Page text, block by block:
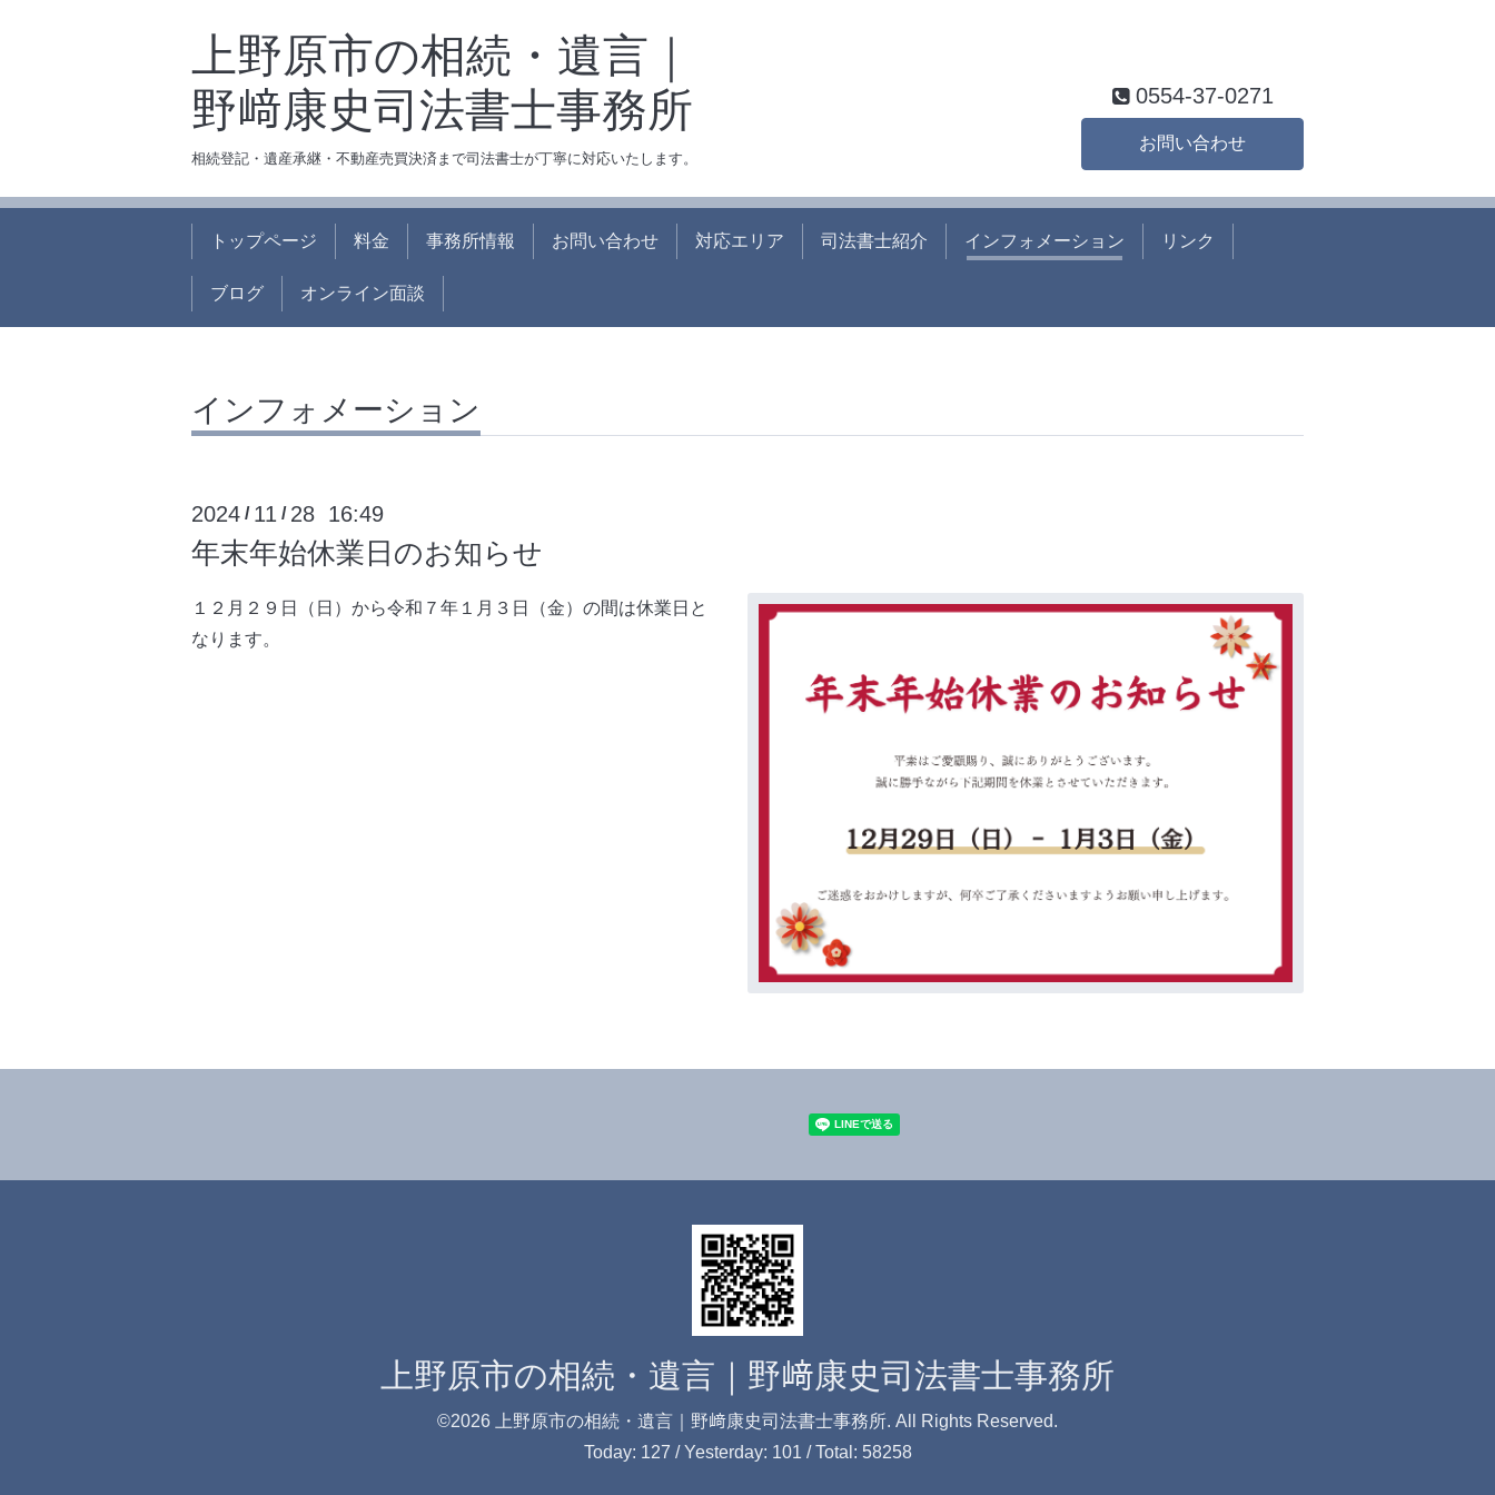
上野原市の相続・遺言｜
野﨑康史司法書士事務所
相続登記・遺産承継・不動産売買決済まで司法書士が丁寧に対応いたします。
0554-37-0271
お問い合わせ
トップページ 料金 事務所情報 お問い合わせ 対応エリア 司法書士紹介 インフォメーション リンク
ブログ オンライン面談
インフォメーション
2024 / 11 / 28 16:49
年末年始休業日のお知らせ
１２月２９日（日）から令和７年１月３日（金）の間は休業日と
なります。
上野原市の相続・遺言｜野﨑康史司法書士事務所
©2026 上野原市の相続・遺言｜野﨑康史司法書士事務所. All Rights Reserved.
Today: 127 / Yesterday: 101 / Total: 58258